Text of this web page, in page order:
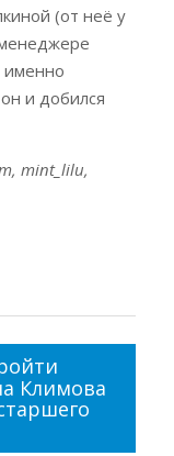
(от неё у
и добился
mint_lilu,
Климова